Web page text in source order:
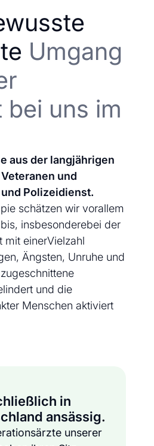
Umgang
uns im
aus der langjährigen
und
Polizeidienst.
schätzen wir vorallem
insbesonderebei der
einerVielzahl
Ängsten, Unruhe und
und die
Menschen aktiviert
in
ansässig.
unserer